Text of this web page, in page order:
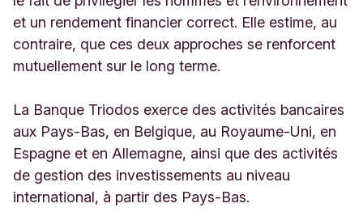
et un rendement financier correct. Elle estime, au
contraire, que ces deux approches se renforcent
mutuellement sur le long terme.
La Banque Triodos exerce des activités bancaires
aux Pays-Bas, en Belgique, au Royaume-Uni, en
Espagne et en Allemagne, ainsi que des activités
de gestion des investissements au niveau
international, à partir des Pays-Bas.